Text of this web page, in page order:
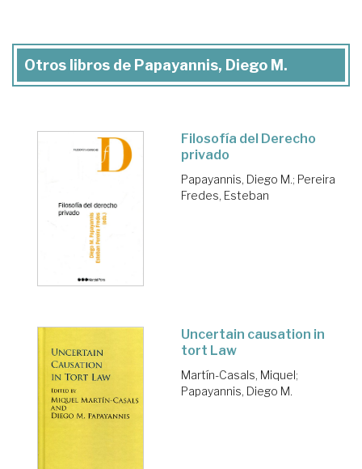
Otros libros de Papayannis, Diego M.
Filosofía del Derecho
privado
Papayannis, Diego M.; Pereira
Fredes, Esteban
Uncertain causation in
tort Law
Martín-Casals, Miquel;
Papayannis, Diego M.